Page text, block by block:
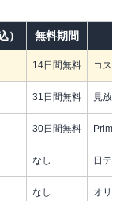
） 無料期間
14日間無料 コス
31日間無料 見放
30日間無料 Prime
なし 日テ
なし オリ